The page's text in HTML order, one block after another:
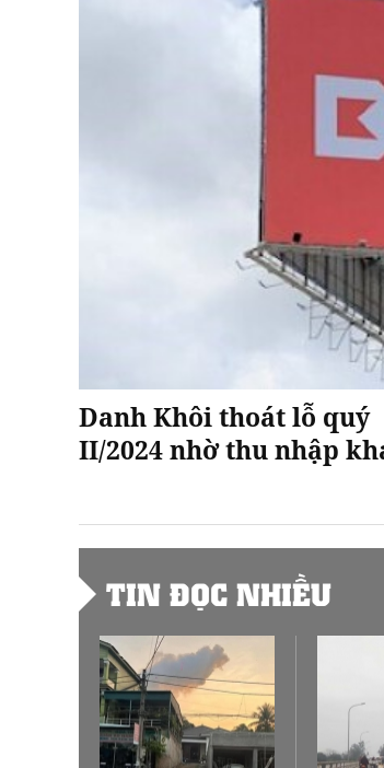
Danh Khôi thoát lỗ quý
II/2024 nhờ thu nhập
TIN ĐỌC NHIỀU